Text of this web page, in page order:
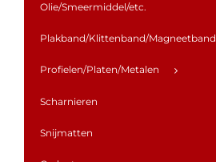
Olie/Smeermiddel/etc.
Plakband/Klittenband/Magneetband
Profielen/Platen/Metalen
Scharnieren
Snijmatten